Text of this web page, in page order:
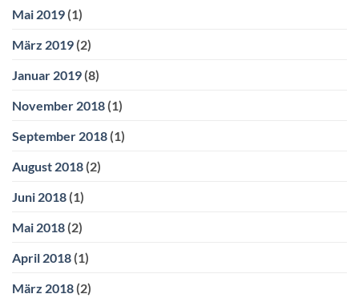
Mai 2019 (1)
März 2019 (2)
Januar 2019 (8)
November 2018 (1)
September 2018 (1)
August 2018 (2)
Juni 2018 (1)
Mai 2018 (2)
April 2018 (1)
März 2018 (2)